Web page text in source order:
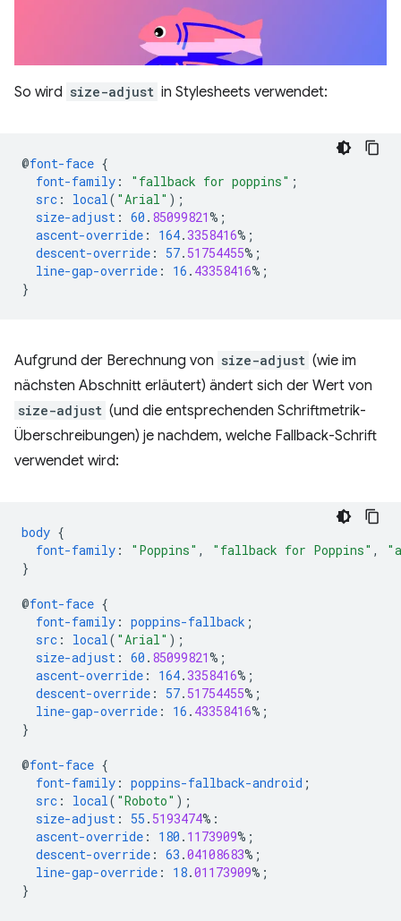
So wird size-adjust in Stylesheets verwendet:
@font-face {
font-family : "fallback for poppins" ;
src : local ( "Arial" );
size-adjust : 60 . 85099821%;
ascent-override : 164. 3358416%;
descent-override : 57. 51754455%;
line-gap-override : 16 . 43358416%;
}
Aufgrund der Berechnung von size-adjust (wie im
nächsten Abschnitt erläutert) ändert sich der Wert von
size-adjust (und die entsprechenden Schriftmetrik-
Überschreibungen) je nachdem, welche Fallback-Schrift
verwendet wird:
body {
font-family : "Poppins" , "fallback for Poppins" ,
}
@font-face {
font-family : poppins-fallback ;
src : local ( "Arial" );
size-adjust : 60 . 85099821%;
ascent-override : 164. 3358416%;
descent-override : 57. 51754455%;
line-gap-override : 16 . 43358416%;
}
@font-face {
font-family : poppins-fallback-android ;
src : local ( "Roboto" );
size-adjust : 55 . 5193474%:
ascent-override : 180 . 1173909%;
descent-override : 63 .04108683%;
line-gap-override : 18.01173909%;
}